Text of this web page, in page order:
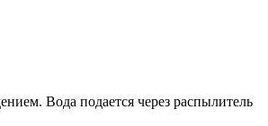
Вода подается через распылитель